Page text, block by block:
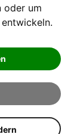
oder um
Datenschutz